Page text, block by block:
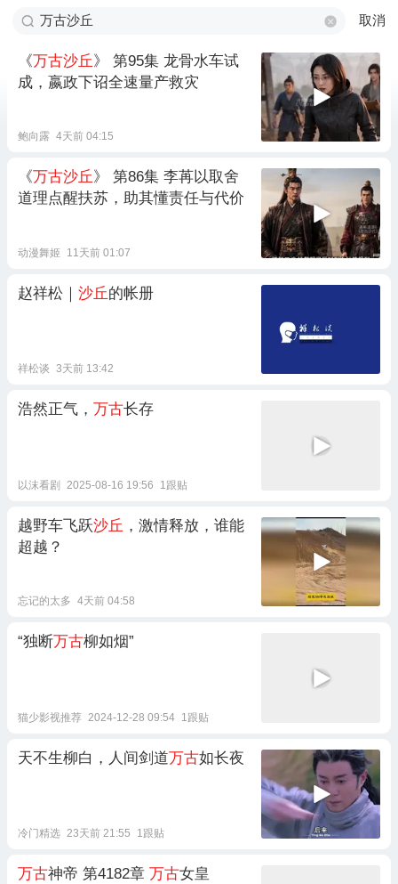
取消
《万古沙丘》 第95集 龙骨水车试
成，嬴政下诏全速量产救灾
鲍向露 4天前 04:15
《万古沙丘》 第86集 李苒以取舍
道理点醒扶苏，助其懂责任与代价
动漫舞姬 11天前 01:07
赵祥松｜ 沙丘的帐册
祥松谈 3天前 13:42
浩然正气， 万古长存
以沫看剧 2025-08-16 19:56 1跟贴
越野车飞跃沙丘 ，激情释放，谁能
超越？
忘记的太多 4天前 04:58
“独断万古柳如烟”
猫少影视推荐 2024-12-28 09:54 1跟贴
天不生柳白，人间剑道万古如长夜
冷门精选 23天前 21:55 1跟贴
万古神帝 第4182章 万古女皇